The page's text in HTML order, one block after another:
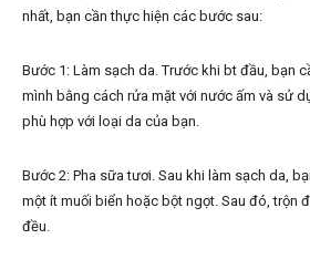
nhất, bạn cần thực hiện các bước sau:
Bước 1: Làm sạch da. Trước khi bt đầu, bạn
mình bằng cách rửa mặt với nước ấm và sử
phù hợp với loại da của bạn.
Bước 2: Pha sữa tươi. Sau khi làm sạch da,
một ít muối biển hoặc bột ngọt. Sau đó, trộn
đều.